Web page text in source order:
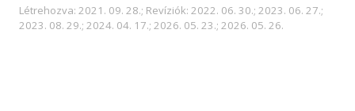
Létrehozva: 2021. 09. 28.; Revíziók: 2022. 06. 30.; 2023. 06. 27.;
2023. 08. 29.; 2024. 04. 17.; 2026. 05. 23.; 2026. 05. 26.